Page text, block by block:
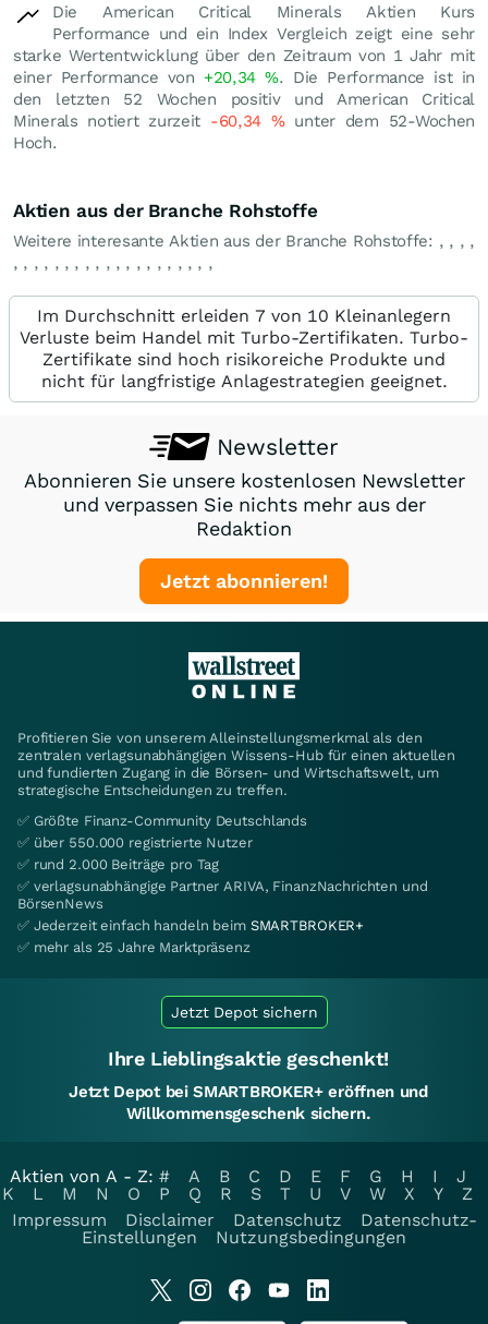
Die American Critical Minerals Aktien Kurs
Performance und ein Index Vergleich zeigt eine sehr
starke Wertentwicklung über den Zeitraum von 1 Jahr mit
einer Performance von +20,34%. Die Performance ist in
den letzten 52 Wochen positiv und American Critical
Minerals notiert zurzeit -60,34 %unter dem 52-Wochen
Hoch.
Aktien aus der Branche Rohstoffe
Weitere interesante Aktien aus der Branche Rohstoffe: , , , ,
, , , , , , , , , , , , , , , , , , , ,
Im Durchschnitt erleiden 7 von 10 Kleinanlegern
Verluste beim Handel mit Turbo-Zertifikaten. Turbo-
Zertifikate sind hoch risikoreiche Produkte und
nicht für langfristige Anlagestrategien geeignet.
Newsletter
Abonnieren Sie unsere kostenlosen Newsletter
und verpassen Sie nichts mehr aus der
Redaktion
Jetzt abonnieren!
Profitieren Sie von unserem Alleinstellungsmerkmal als den
zentralen verlagsunabhängigen Wissens-Hub für einen aktuellen
und fundierten Zugang in die Börsen- und Wirtschaftswelt, um
strategische Entscheidungen zu treffen.
✅ Größte Finanz-Community Deutschlands
✅ über 550.000 registrierte Nutzer
✅ rund 2.000 Beiträge pro Tag
✅ verlagsunabhängige Partner ARIVA, FinanzNachrichten und
BörsenNews
✅ Jederzeit einfach handeln beim SMARTBROKER+
✅ mehr als 25 Jahre Marktpräsenz
Jetzt Depot sichern
Ihre Lieblingsaktie geschenkt!
Jetzt Depot bei SMARTBROKER+ eröffnen und
Willkommensgeschenk sichern.
Aktien von A - Z: # A B C D E F G H I
J
K
L M N O P Q R S T U V W X Y
Z
Impressum
Disclaimer Datenschutz
Datenschutz-
Einstellungen
Nutzungsbedingungen